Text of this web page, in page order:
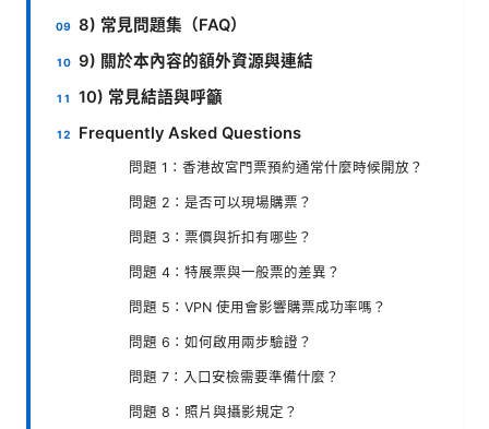
8) 常見問題集（FAQ）
9) 關於本內容的額外資源與連結
10) 常見結語與呼籲
Frequently Asked Questions
問題 1：香港故宮門票預約通常什麼時候開放？
問題 2：是否可以現場購票？
問題 3：票價與折扣有哪些？
問題 4：特展票與一般票的差異？
問題 5：VPN 使用會影響購票成功率嗎？
問題 6：如何啟用兩步驗證？
問題 7：入口安檢需要準備什麼？
問題 8：照片與攝影規定？